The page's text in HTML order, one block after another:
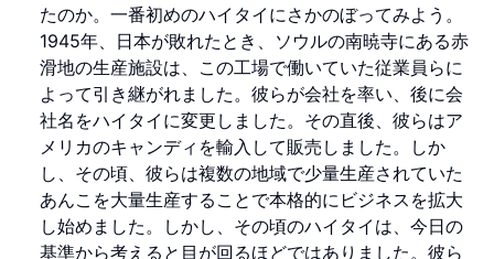
たのか。一番初めのハイタイにさかのぼってみよう。
1945年、日本が敗れたとき、ソウルの南暁寺にある赤
滑地の生産施設は、この工場で働いていた従業員らに
よって引き継がれました。彼らが会社を率い、後に会
社名をハイタイに変更しました。その直後、彼らはア
メリカのキャンディを輸入して販売しました。しか
し、その頃、彼らは複数の地域で少量生産されていた
あんこを大量生産することで本格的にビジネスを拡大
し始めました。しかし、その頃のハイタイは、今日の
基準から考えると目が回るほどではありました。彼ら